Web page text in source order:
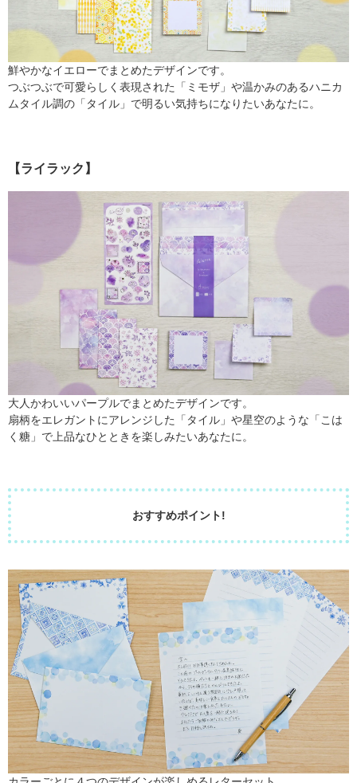
鮮やかなイエローでまとめたデザインです。
つぶつぶで可愛らしく表現された「ミモザ」や温かみのあるハニカ
ムタイル調の「タイル」で明るい気持ちになりたいあなたに。
【ライラック】
大人かわいいパープルでまとめたデザインです。
扇柄をエレガントにアレンジした「タイル」や星空のような「こは
く糖」で上品なひとときを楽しみたいあなたに。
おすすめポイント!